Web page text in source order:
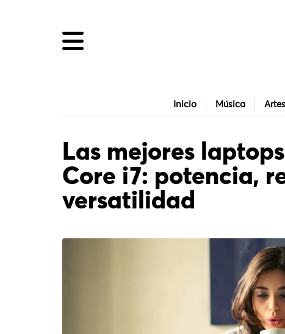
Inicio Música
Las mejores
Core i7: potencia,
versatilidad